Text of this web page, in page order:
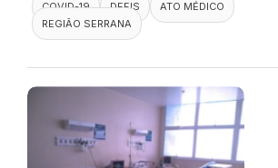
COVID-19 DEFIS
ATO MÉDICO
REGIÃO SERRANA